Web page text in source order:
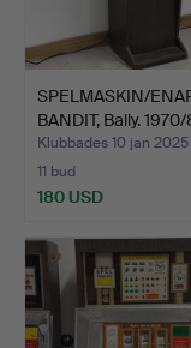
SPELMASKIN/
BANDIT, Bally.
Klubbades 10 jan 2025
11 bud
180 USD